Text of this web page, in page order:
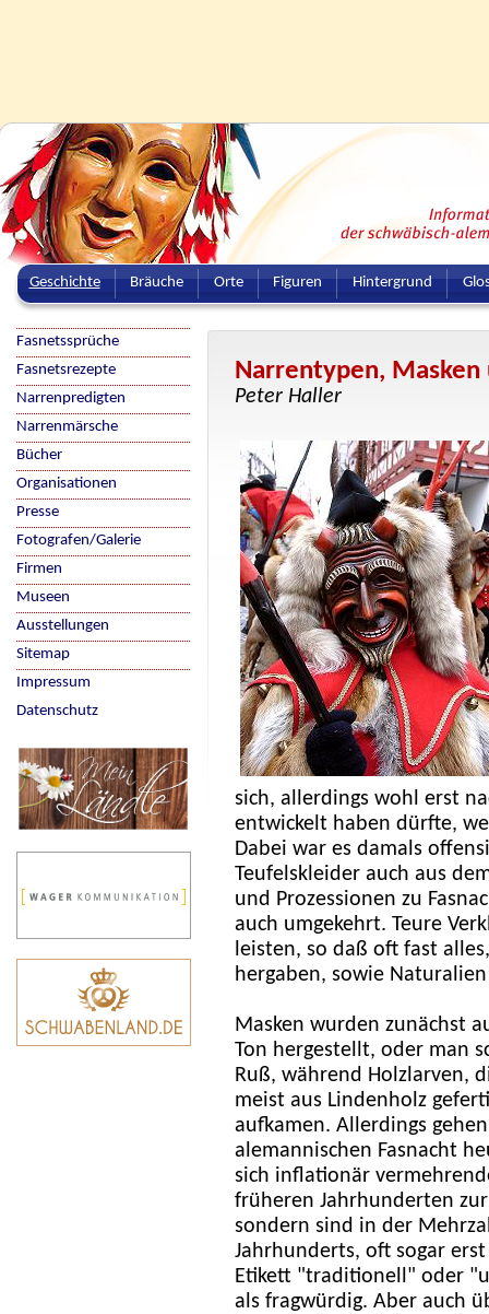
Geschichte Bräuche Orte Figuren Hintergrund
Narrentypen, Masken
Peter Haller
sich, allerdings wohl erst
entwickelt haben dürfte,
Dabei war es damals
Teufelskleider auch aus
und Prozessionen zu
auch umgekehrt. Teure
leisten, so daß oft fast
hergaben, sowie
Masken wurden zunächst
Ton hergestellt, oder man
Ruß, während Holzlarven,
meist aus Lindenholz
aufkamen. Allerdings
alemannischen Fasnacht
sich inflationär
früheren Jahrhunderten
sondern sind in der
Jahrhunderts, oft sogar
Etikett "traditionell" oder
als fragwürdig. Aber auch
Fasnetssprüche
Fasnetsrezepte
Narrenpredigten
Narrenmärsche
Bücher
Organisationen
Presse
Fotografen/Galerie
Firmen
Museen
Ausstellungen
Sitemap
Impressum
Datenschutz